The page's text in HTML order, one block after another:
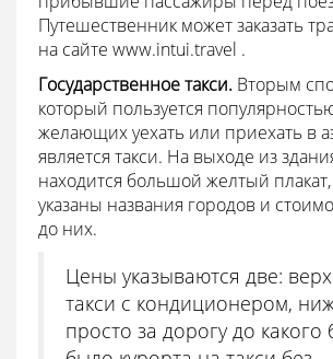
Путешественник может заказать
на сайте www.intui.travel .
Государственное такси. Вторым
который пользуется
желающих уехать или приехать в
является такси. На выходе из
находится большой желтый
указаны названия городов и
до них.
Цены указываются две:
такси с кондиционером,
просто за дорогу до какого